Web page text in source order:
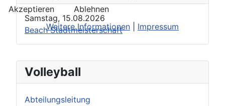
Volleyball
Abteilungsleitung
Samstag, 15.08.2026
Beach Stadtmeisterschaft
Akzeptieren
Ablehnen
Weitere Informationen
Impressum